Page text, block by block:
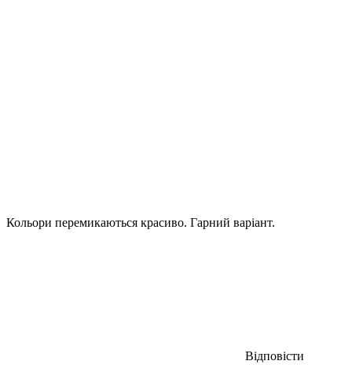
Кольори перемикаються красиво. Гарний варіант.
Відповісти